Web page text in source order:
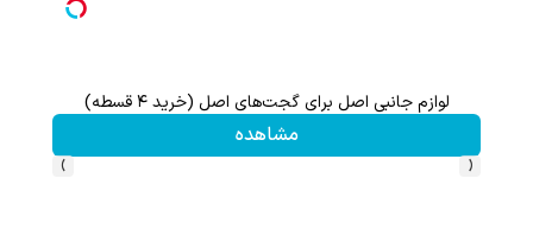
لوازم جانبی اصل برای گجت‌های اصل (خرید ۴ قسطه)
مشاهده
‹
›